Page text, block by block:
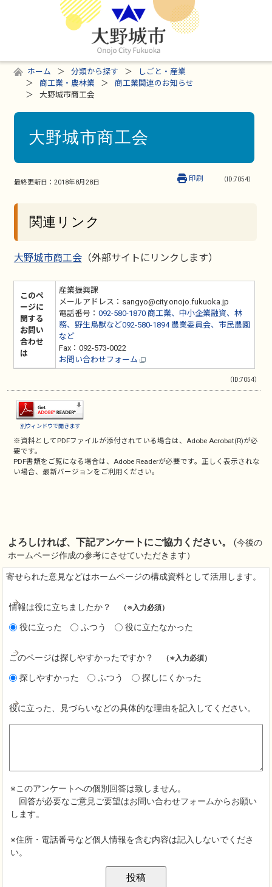
ホーム 分類から探す
しごと・産業
商工業・農林業
商工業関連のお知らせ
大野城市商工会
大野城市商工会
最終更新日： 2018年8月28日 （ID:7054）
印刷
関連リンク
大野城市商工会（外部サイトにリンクします）
このペ
ージに
関する
お問い
合わせ
は
産業振興課
メールアドレス：sangyo@city.onojo.fukuoka.jp
電話番号： 092-580-1870 商工業、中小企業融資、林
務、野生鳥獣など092-580-1894 農業委員会、市民農園
など
Fax：092-573-0022
お問い合わせフォーム
（ID:7054）
別ウィンドウで開きます
※資料としてPDFファイルが添付されている場合は、Adobe Acrobat(R)が必
要です。
PDF書類をご覧になる場合は、Adobe Readerが必要です。正しく表示されな
い場合、最新バージョンをご利用ください。